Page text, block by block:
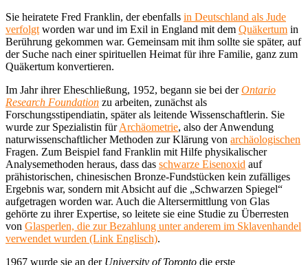
Sie heiratete Fred Franklin, der ebenfalls in Deutschland als Jude
verfolgt worden war und im Exil in England mit dem Quäkertum in
Berührung gekommen war. Gemeinsam mit ihm sollte sie später, auf
der Suche nach einer spirituellen Heimat für ihre Familie, ganz zum
Quäkertum konvertieren.
Im Jahr ihrer Eheschließung, 1952, begann sie bei derOntario
Research Foundation zu arbeiten, zunächst als
Forschungsstipendiatin, später als leitende Wissenschaftlerin. Sie
wurde zur Spezialistin fürArchäometrie, also der Anwendung
naturwissenschaftlicher Methoden zur Klärung von archäologischen
Fragen. Zum Beispiel fand Franklin mit Hilfe physikalischer
Analysemethoden heraus, dass das schwarze Eisenoxid auf
prähistorischen, chinesischen Bronze-Fundstücken kein zufälliges
Ergebnis war, sondern mit Absicht auf die „Schwarzen Spiegel“
aufgetragen worden war. Auch die Altersermittlung von Glas
gehörte zu ihrer Expertise, so leitete sie eine Studie zu Überresten
von Glasperlen, die zur Bezahlung unter anderem im Sklavenhandel
verwendet wurden (Link Englisch).
1967 wurde sie an der University of Toronto die erste